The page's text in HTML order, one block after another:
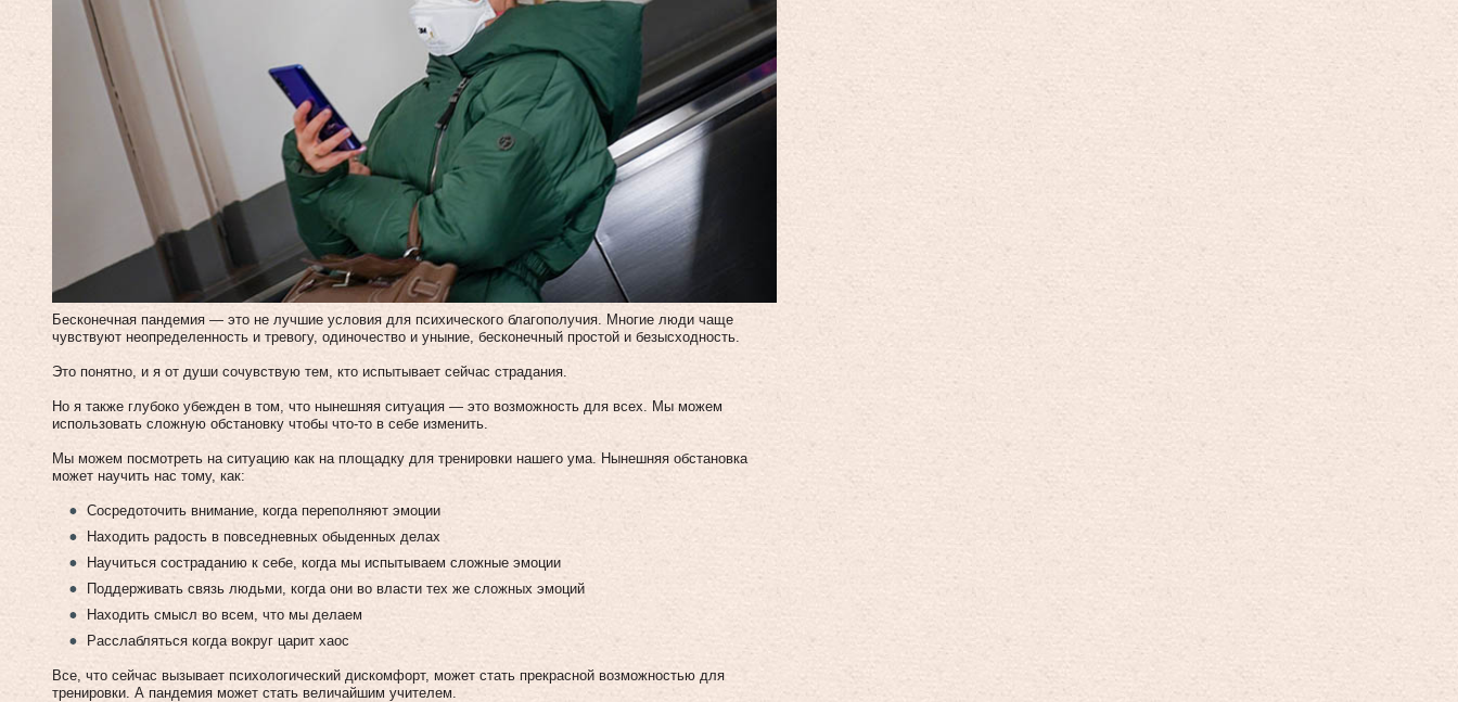
Бесконечная пандемия — это не лучшие условия для психического благополучия. Многие люди чаще
чувствуют неопределенность и тревогу, одиночество и уныние, бесконечный простой и безысходность.
Это понятно, и я от души сочувствую тем, кто испытывает сейчас страдания.
Но я также глубоко убежден в том, что нынешняя ситуация — это возможность для всех. Мы можем
использовать сложную обстановку чтобы что-то в себе изменить.
Мы можем посмотреть на ситуацию как на площадку для тренировки нашего ума. Нынешняя обстановка
может научить нас тому, как:
Сосредоточить внимание, когда переполняют эмоции
Находить радость в повседневных обыденных делах
Научиться состраданию к себе, когда мы испытываем сложные эмоции
Поддерживать связь людьми, когда они во власти тех же сложных эмоций
Находить смысл во всем, что мы делаем
Расслабляться когда вокруг царит хаос
Все, что сейчас вызывает психологический дискомфорт, может стать прекрасной возможностью для
тренировки. А пандемия может стать величайшим учителем.